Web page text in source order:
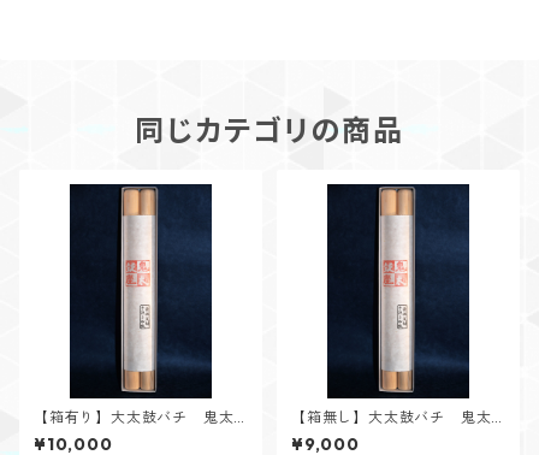
同じカテゴリの商品
【箱有り】大太鼓バチ 鬼太
鼓座モデル
¥10,000
【箱無し】大太鼓バチ 鬼太
鼓座モデル
¥9,000